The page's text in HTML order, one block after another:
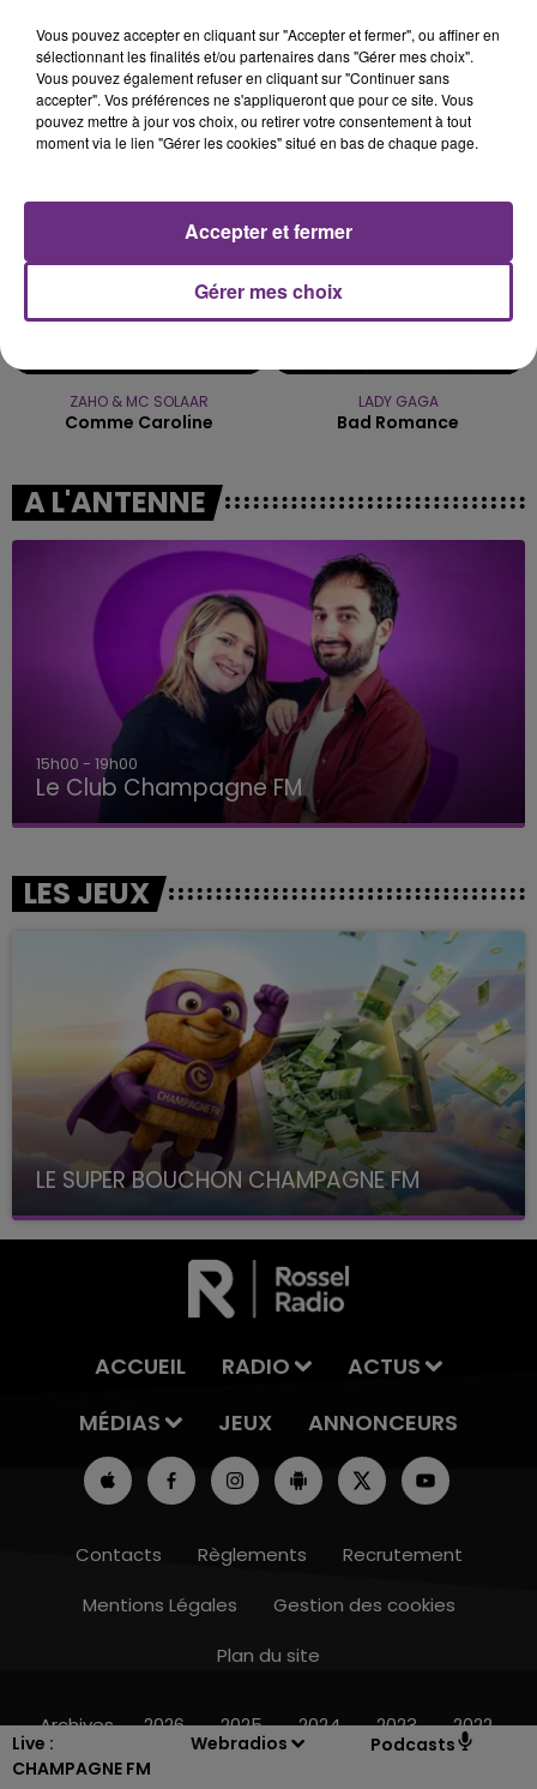
Live :
CHAMPAGNE FM
Webradios Podcasts
FLO DELAVEGA
Printemps Eternel
TAYLOR SWIFT
Elizabeth Taylor
8h34
8h34
ZAHO & MC SOLAAR
Comme Caroline
8h29
8h29
LADY GAGA
Bad Romance
A L'ANTENNE
15h00 - 19h00
Le Club Champagne FM
LES JEUX
LE SUPER BOUCHON CHAMPAGNE FM
avec La Famille Champagne FM, à 8H10
ACCUEIL RADIO
ACTUS
MÉDIAS
JEUX ANNONCEURS
Contacts Règlements
Recrutement
Mentions Légales
Gestion des cookies
Plan du site
Archives 2026 2025 2024 2023 2022
Vous pouvez accepter en cliquant sur "Accepter et fermer", ou affiner en
sélectionnant les finalités et/ou partenaires dans "Gérer mes choix".
Vous pouvez également refuser en cliquant sur "Continuer sans
accepter". Vos préférences ne s'appliqueront que pour ce site. Vous
pouvez mettre à jour vos choix, ou retirer votre consentement à tout
moment via le lien "Gérer les cookies" situé en bas de chaque page.
Gérer mes choix
Accepter et fermer